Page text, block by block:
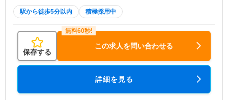
駅から徒歩5分以内 積極採用中
保存する
この求人を問い合わせる
詳細を見る